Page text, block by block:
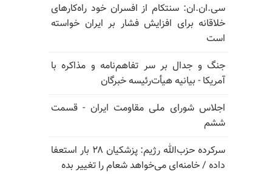
سی.ان.ان: سنتکام از افسران خود راه‌کارهای
خلاقانه برای افزایش فشار بر ایران خواسته
است
جنگ و جدال بر سر تفاهم‌نامه و مذاکره با
آمریکا - بیانیه هیأت‌رئیسه خبرگان
اجلاس شورای ملی مقاومت ایران - قسمت
ششم
سرکرده حزب‌الله رژیم: پزشکیان ۲۸ بار استعفا
داده / خامنه‌ای می‌خواهد شعام را تغییر بده